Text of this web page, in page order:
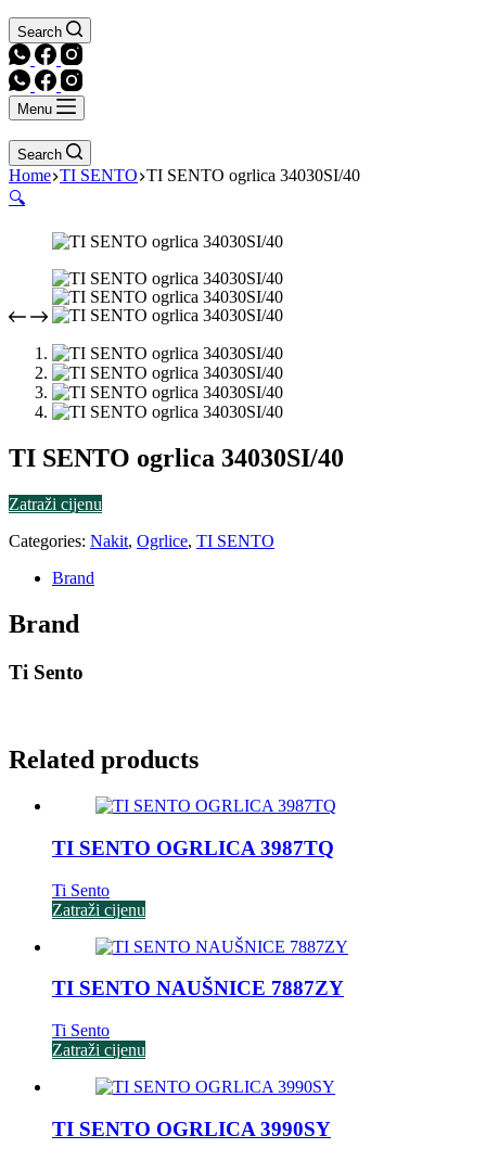
Search
Menu
Search
Home TI SENTO TI SENTO ogrlica 34030SI/40
🔍
TI SENTO ogrlica 34030SI/40
Zatraži cijenu
Categories: Nakit, Ogrlice, TI SENTO
Brand
Brand
Ti Sento
Related products
TI SENTO OGRLICA 3987TQ
Ti Sento
Zatraži cijenu
TI SENTO NAUŠNICE 7887ZY
Ti Sento
Zatraži cijenu
TI SENTO OGRLICA 3990SY